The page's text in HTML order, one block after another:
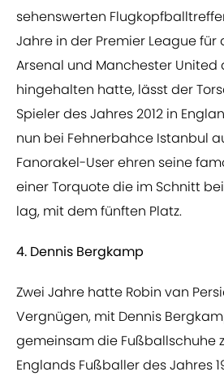
sehenswerten
Jahre in der Premier League für
Arsenal und Manchester United
hingehalten hatte, lässt der
Spieler des Jahres 2012 in
nun bei Fehnerbahce Istanbul
Fanorakel-User ehren seine
einer Torquote die im Schnitt
lag, mit dem fünften Platz.
4. Dennis Bergkamp
Zwei Jahre hatte Robin van
Vergnügen, mit Dennis
gemeinsam die Fußballschuhe
Englands Fußballer des Jahres